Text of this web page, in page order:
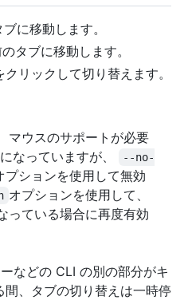
に移動します。
タブに移動します。
リックして切り替えます。
マウスのサポートが必要
なっていますが、
--no-
プションを使用して無効
オプションを使用して、
っている場合に再度有効
などの CLI の別の部分がキ
、タブの切り替えは一時停